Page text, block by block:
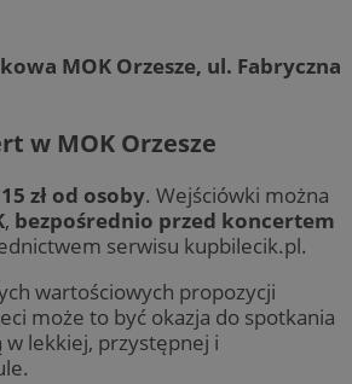
MOK Orzesze, ul. Fabryczna
w MOK Orzesze
15 zł od osoby. Wejściówki można
, bezpośrednio przed koncertem
serwisu kupbilecik.pl.
wartościowych propozycji
może to być okazja do spotkania
w lekkiej, przystępnej i